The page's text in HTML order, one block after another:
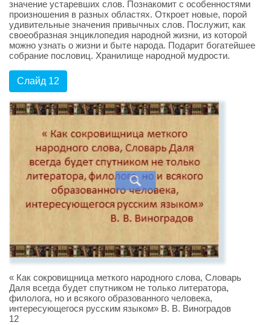
значение устаревших слов. Познакомит с особенностями
произношения в разных областях. Откроет новые, порой
удивительные значения привычных слов. Послужит, как
своеобразная энциклопедия народной жизни, из которой
можно узнать о жизни и быте народа. Подарит богатейшее
собрание пословиц. Хранилище народной мудрости.
Слайд 12
« Как сокровищница меткого народного слова, Словарь
Даля всегда будет спутником не только литератора,
филолога, но и всякого образованного человека,
интересующегося русским языком» В. В. Виноградов
12